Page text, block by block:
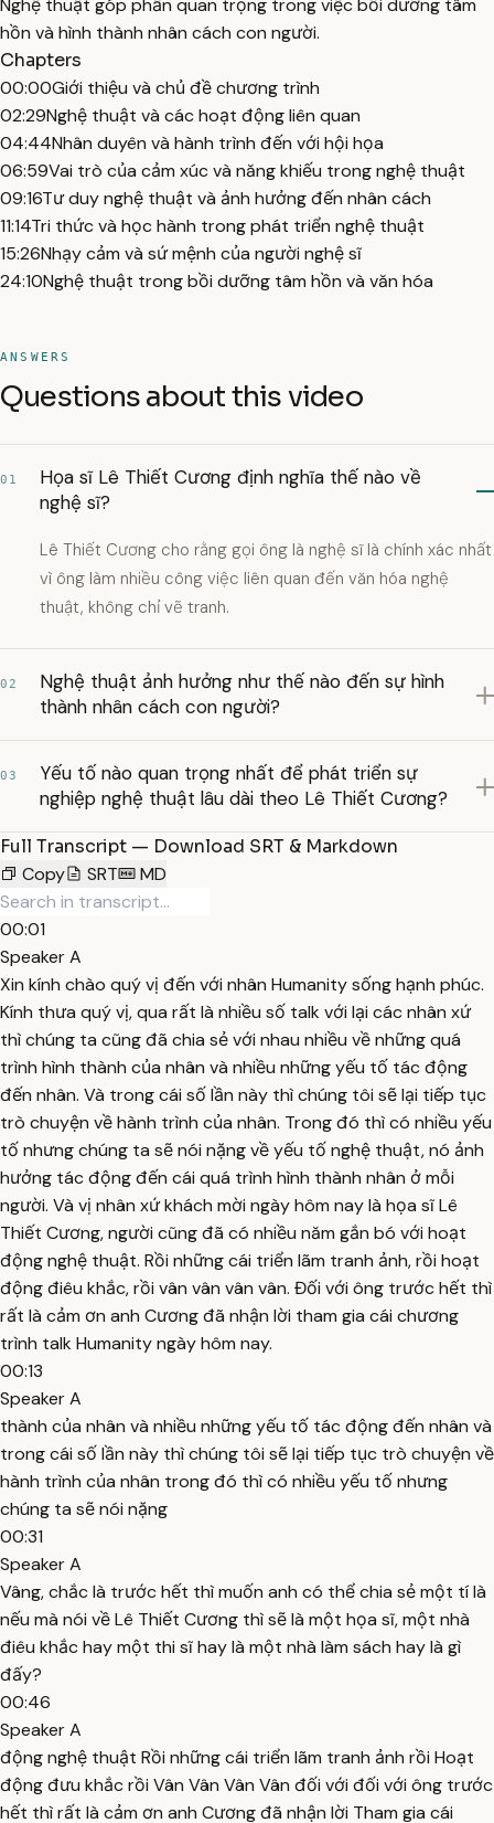
Nghệ thuật góp phần quan trọng trong việc bồi dưỡng tâm
hồn và hình thành nhân cách con người.
Chapters
00:00Giới thiệu và chủ đề chương trình
02:29Nghệ thuật và các hoạt động liên quan
04:44Nhân duyên và hành trình đến với hội họa
06:59Vai trò của cảm xúc và năng khiếu trong nghệ thuật
09:16Tư duy nghệ thuật và ảnh hưởng đến nhân cách
11:14Tri thức và học hành trong phát triển nghệ thuật
15:26Nhạy cảm và sứ mệnh của người nghệ sĩ
24:10Nghệ thuật trong bồi dưỡng tâm hồn và văn hóa
ANSWERS
Questions about this video
01
Họa sĩ Lê Thiết Cương định nghĩa thế nào về
nghệ sĩ?
Lê Thiết Cương cho rằng gọi ông là nghệ sĩ là chính xác nhất
vì ông làm nhiều công việc liên quan đến văn hóa nghệ
thuật, không chỉ vẽ tranh.
02
Nghệ thuật ảnh hưởng như thế nào đến sự hình
thành nhân cách con người?
03
Yếu tố nào quan trọng nhất để phát triển sự
nghiệp nghệ thuật lâu dài theo Lê Thiết Cương?
Full Transcript — Download SRT & Markdown
Copy
SRT MD
00:01
Speaker A
Xin kính chào quý vị đến với nhân Humanity sống hạnh phúc.
Kính thưa quý vị, qua rất là nhiều số talk với lại các nhân xứ
thì chúng ta cũng đã chia sẻ với nhau nhiều về những quá
trình hình thành của nhân và nhiều những yếu tố tác động
đến nhân. Và trong cái số lần này thì chúng tôi sẽ lại tiếp tục
trò chuyện về hành trình của nhân. Trong đó thì có nhiều yếu
tố nhưng chúng ta sẽ nói nặng về yếu tố nghệ thuật, nó ảnh
hưởng tác động đến cái quá trình hình thành nhân ở mỗi
người. Và vị nhân xứ khách mời ngày hôm nay là họa sĩ Lê
Thiết Cương, người cũng đã có nhiều năm gắn bó với hoạt
động nghệ thuật. Rồi những cái triển lãm tranh ảnh, rồi hoạt
động điêu khắc, rồi vân vân vân vân. Đối với ông trước hết thì
rất là cảm ơn anh Cương đã nhận lời tham gia cái chương
trình talk Humanity ngày hôm nay.
00:13
Speaker A
thành của nhân và nhiều những yếu tố tác động đến nhân và
trong cái số lần này thì chúng tôi sẽ lại tiếp tục trò chuyện về
hành trình của nhân trong đó thì có nhiều yếu tố nhưng
chúng ta sẽ nói nặng
00:31
Speaker A
Vâng, chắc là trước hết thì muốn anh có thể chia sẻ một tí là
nếu mà nói về Lê Thiết Cương thì sẽ là một họa sĩ, một nhà
điêu khắc hay một thi sĩ hay là một nhà làm sách hay là gì
đấy?
00:46
Speaker A
động nghệ thuật Rồi những cái triển lãm tranh ảnh rồi Hoạt
động đưu khắc rồi Vân Vân Vân Vân đối với đối với ông trước
hết thì rất là cảm ơn anh Cương đã nhận lời Tham gia cái